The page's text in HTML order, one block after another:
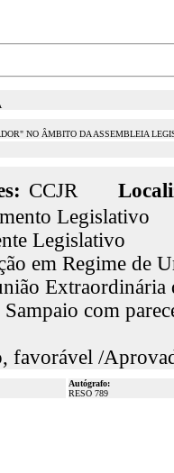
NO ÂMBITO DA ASSEMBLEIA
CCJR
Legislativo
Legislativo
em Regime de
Extraordinária
com
favorável /
Autógrafo:
RESO 789